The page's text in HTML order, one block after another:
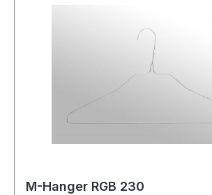
M-Hanger RGB 230